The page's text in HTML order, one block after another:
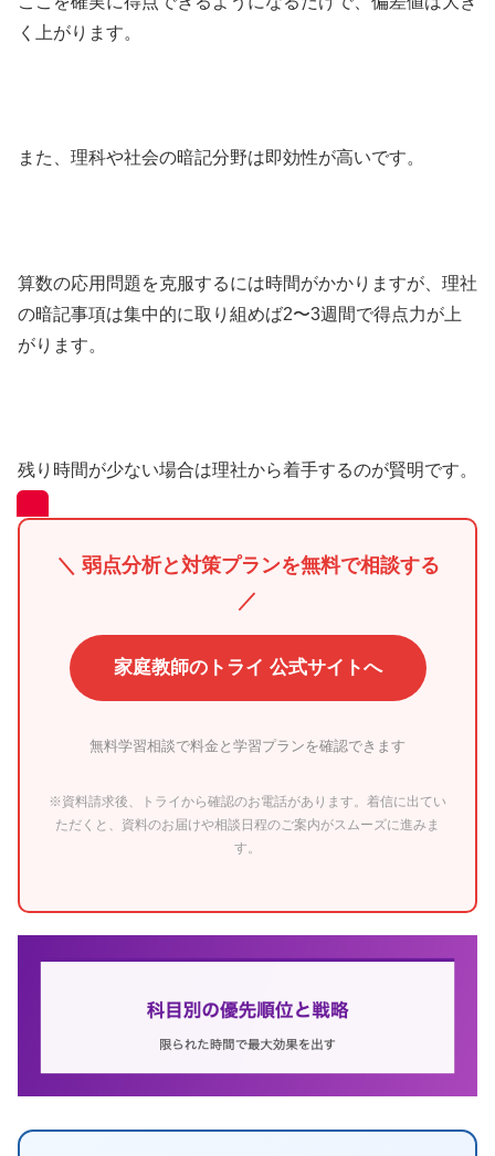
く上がります。
また、理科や社会の暗記分野は即効性が高いです。
算数の応用問題を克服するには時間がかかりますが、理社
の暗記事項は集中的に取り組めば2〜3週間で得点力が上
がります。
残り時間が少ない場合は理社から着手するのが賢明です。
＼ 弱点分析と対策プランを無料で相談する
／
家庭教師のトライ 公式サイトへ
無料学習相談で料金と学習プランを確認できます
※資料請求後、トライから確認のお電話があります。着信に出てい
ただくと、資料のお届けや相談日程のご案内がスムーズに進みま
す。